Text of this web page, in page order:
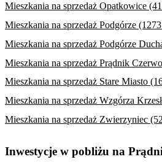
Mieszkania na sprzedaż Opatkowice
Mieszkania na sprzedaż Podgórze
Mieszkania na sprzedaż Podgórze
Mieszkania na sprzedaż Prądnik
Mieszkania na sprzedaż Stare Miasto
Mieszkania na sprzedaż Wzgórza
Mieszkania na sprzedaż Zwierzyniec
Inwestycje w pobliżu na